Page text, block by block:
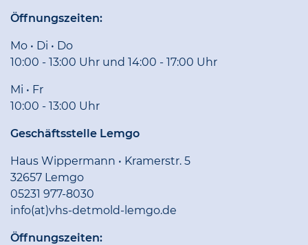
Öffnungszeiten:
Mo • Di • Do
10:00 - 13:00 Uhr und 14:00 - 17:00 Uhr
Mi • Fr
10:00 - 13:00 Uhr
Geschäftsstelle Lemgo
Haus Wippermann • Kramerstr. 5
32657 Lemgo
05231 977-8030
info(at)vhs-detmold-lemgo.de
Öffnungszeiten: